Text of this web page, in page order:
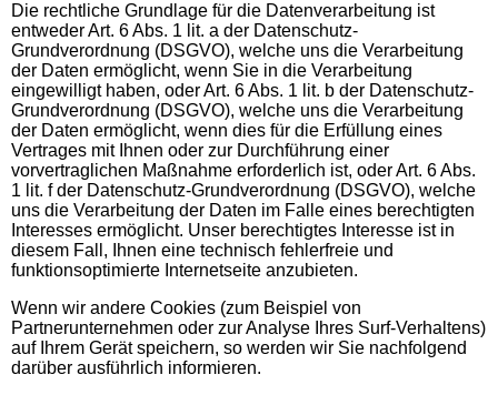
Die rechtliche Grundlage für die Datenverarbeitung ist
entweder Art. 6 Abs. 1 lit. a der Datenschutz-
Grundverordnung (DSGVO), welche uns die Verarbeitung
der Daten ermöglicht, wenn Sie in die Verarbeitung
eingewilligt haben, oder Art. 6 Abs. 1 lit. b der Datenschutz-
Grundverordnung (DSGVO), welche uns die Verarbeitung
der Daten ermöglicht, wenn dies für die Erfüllung eines
Vertrages mit Ihnen oder zur Durchführung einer
vorvertraglichen Maßnahme erforderlich ist, oder Art. 6 Abs.
1 lit. f der Datenschutz-Grundverordnung (DSGVO), welche
uns die Verarbeitung der Daten im Falle eines berechtigten
Interesses ermöglicht. Unser berechtigtes Interesse ist in
diesem Fall, Ihnen eine technisch fehlerfreie und
funktionsoptimierte Internetseite anzubieten.
Wenn wir andere Cookies (zum Beispiel von
Partnerunternehmen oder zur Analyse Ihres Surf-Verhaltens)
auf Ihrem Gerät speichern, so werden wir Sie nachfolgend
darüber ausführlich informieren.